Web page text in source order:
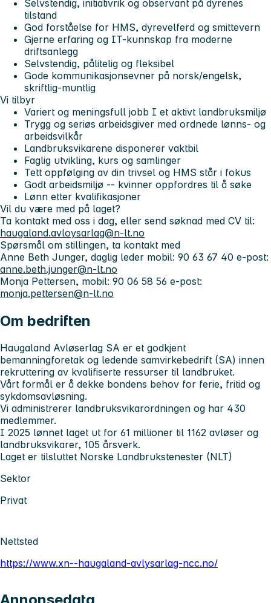
Selvstendig, initiativrik og observant på dyrenes
tilstand
God forståelse for HMS, dyrevelferd og smittevern
Gjerne erfaring og IT-kunnskap fra moderne
driftsanlegg
Selvstendig, pålitelig og fleksibel
Gode kommunikasjonsevner på norsk/engelsk,
skriftlig-muntlig
Vi tilbyr
Variert og meningsfull jobb I et aktivt landbruksmiljø
Trygg og seriøs arbeidsgiver med ordnede lønns- og
arbeidsvilkår
Landbruksvikarene disponerer vaktbil
Faglig utvikling, kurs og samlinger
Tett oppfølging av din trivsel og HMS står i fokus
Godt arbeidsmiljø -- kvinner oppfordres til å søke
Lønn etter kvalifikasjoner
Vil du være med på laget?
Ta kontakt med oss i dag, eller send søknad med CV til:
haugaland.avloysarlag@n-lt.no
Spørsmål om stillingen, ta kontakt med
Anne Beth Junger, daglig leder mobil: 90 63 67 40 e-post:
anne.beth.junger@n-lt.no
Monja Pettersen, mobil: 90 06 58 56 e-post:
monja.pettersen@n-lt.no
Om bedriften
Haugaland Avløserlag SA er et godkjent
bemanningforetak og ledende samvirkebedrift (SA) innen
rekruttering av kvalifiserte ressurser til landbruket.
Vårt formål er å dekke bondens behov for ferie, fritid og
sykdomsavløsning.
Vi administrerer landbruksvikarordningen og har 430
medlemmer.
I 2025 lønnet laget ut for 61 millioner til 1162 avløser og
landbruksvikarer, 105 årsverk.
Laget er tilsluttet Norske Landbrukstenester (NLT)
Sektor
Privat
Nettsted
https://www.xn--haugaland-avlysarlag-ncc.no/